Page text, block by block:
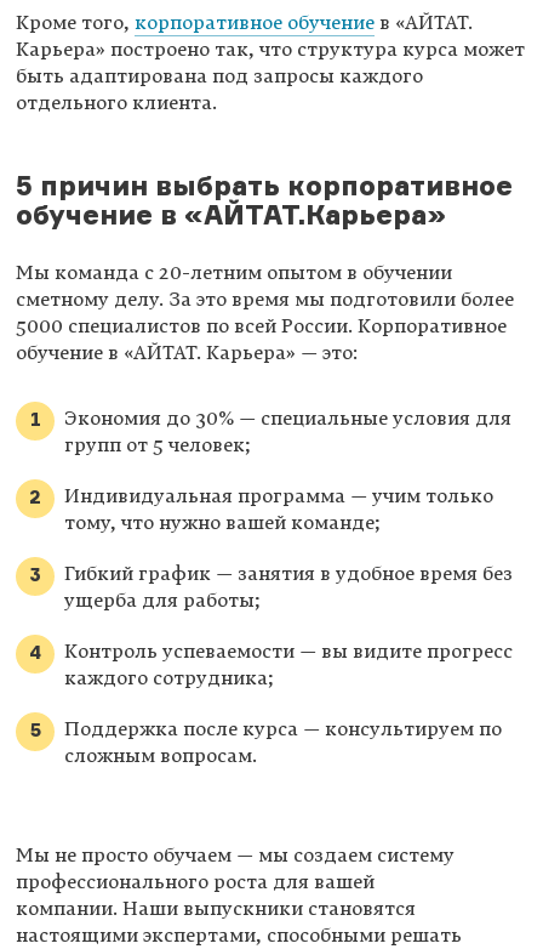
Кроме того, корпоративное обучение в «АЙТАТ.
Карьера» построено так, что структура курса может
быть адаптирована под запросы каждого
отдельного клиента.
5 причин выбрать корпоративное
обучение в «АЙТАТ.Карьера»
Мы команда с 20-летним опытом в обучении
сметному делу. За это время мы подготовили более
5000 специалистов по всей России. Корпоративное
обучение в «АЙТАТ. Карьера» — это:
Экономия до 30% — специальные условия для
групп от 5 человек;
Индивидуальная программа — учим только
тому, что нужно вашей команде;
Гибкий график — занятия в удобное время без
ущерба для работы;
Контроль успеваемости — вы видите прогресс
каждого сотрудника;
Поддержка после курса — консультируем по
сложным вопросам.
Мы не просто обучаем — мы создаем систему
профессионального роста для вашей
компании. Наши выпускники становятся
настоящими экспертами, способными решать